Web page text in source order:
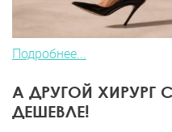
Подробнее...
А ДРУГОЙ ХИРУРГ
ДЕШЕВЛЕ!